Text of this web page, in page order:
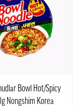
Bowl Hot/Spicy
Nongshim Korea